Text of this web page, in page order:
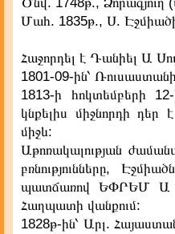
Մահ. 1835թ., Ս.
Հաջորդել է Դանիել Ա
1801-09-ին՝
1813-ի հոկտեմբերի
կնքելիս միջնորդի
միջև:
Աթոռակալության
բռնությունները,
պատճառով ԵՓՐԵՄ Ա
Հաղպատի վանքում:
1828թ-ին՝ Արլ.